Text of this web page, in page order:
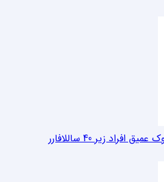
افراد زیر 40 سال
لافارر